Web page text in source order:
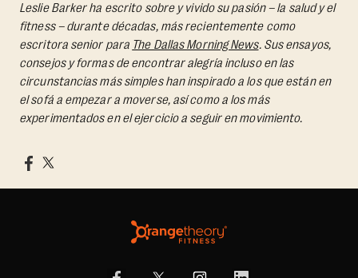
Leslie Barker ha escrito sobre y vivido su pasión – la salud y el
fitness – durante décadas, más recientemente como
escritora senior para The Dallas Morning News. Sus ensayos,
consejos y formas de encontrar alegría incluso en las
circunstancias más simples han inspirado a los que están en
el sofá a empezar a moverse, así como a los más
experimentados en el ejercicio a seguir en movimiento.